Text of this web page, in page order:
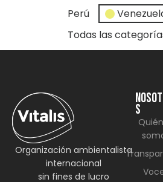
Perú
Todas las
Organización ambientalista
internacional
sin fines de lucro
S